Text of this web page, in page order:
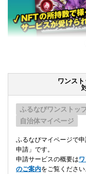
ワンス
ふるなびワンストッ
自治体マイページ
ふるなびマイページで
申請」です。
申請サービスの概要は
のご案内をご覧ください